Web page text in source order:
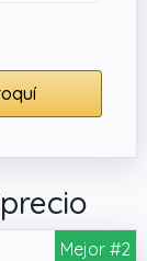
Mejor #2